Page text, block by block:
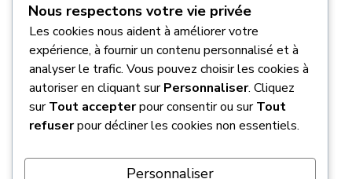
une Porsche 911 équipée d’une boîte
manuelle, le changement de l’embrayage
coûte environ 1 800 € à 2 000 € chez un
spécialiste indépendant. Concernant les
pneumatiques, un train complet de quatre
pneus homologués (marquage N) représente
et modèle, exemple sur 997 Turbo). Enfin,
Nous respectons votre vie privée
Les cookies nous aident à améliorer votre
expérience, à fournir un contenu personnalisé et à
analyser le trafic. Vous pouvez choisir les cookies à
autoriser en cliquant surPersonnaliser. Cliquez
surTout accepterpour consentir ou surTout
refuserpour décliner les cookies non essentiels.
Personnaliser